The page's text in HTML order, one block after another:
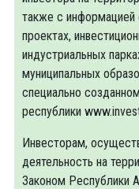
также с информацией
проектах,
индустриальных
муниципальных
специально
республики
Инвесторам,
деятельность на
Законом Республики